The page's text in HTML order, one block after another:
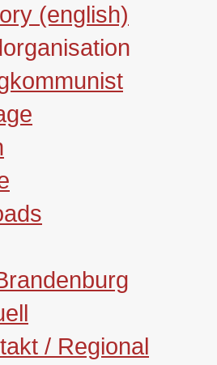
(english)
/ Regional